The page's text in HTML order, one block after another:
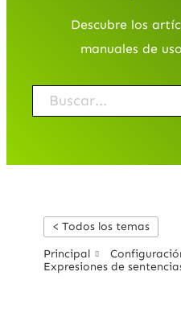
Descubre los
manuales de
< Todos los temas
Principal
Expresiones de